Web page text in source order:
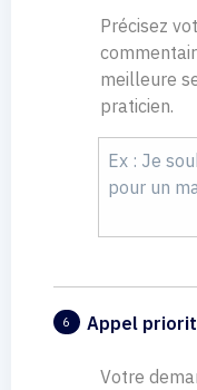
Précisez
meilleure
praticien.
6 Appel
Votre